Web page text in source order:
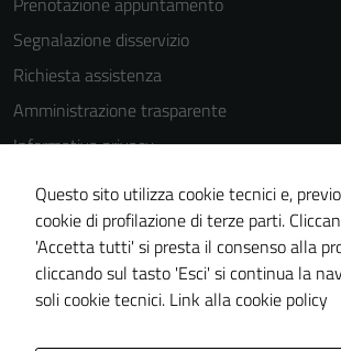
Segnalazione disservizio
Richiesta assistenza
Amministrazione trasparente
Informativa privacy
Cookie Policy
Note legali
Dichiarazione di accessibilità
Piano di miglioramento del sito
Questo sito utilizza cookie tecnici e,
cookie di profilazione di terze parti.
'Accetta tutti' si presta il consenso alla
cliccando sul tasto 'Esci' si continua la
soli cookie tecnici. Link alla cookie policy
Questi
non
personali.